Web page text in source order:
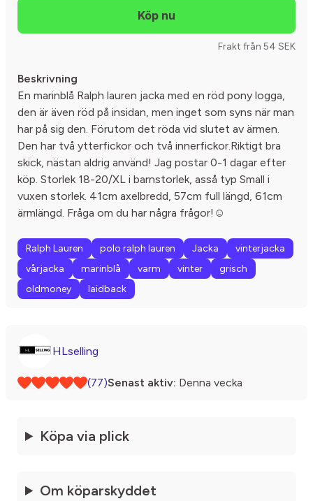
Frakt från 54 SEK
Beskrivning
En marinblå Ralph lauren jacka med en röd pony logga,
den är även röd på insidan, men inget som syns när man
har på sig den. Förutom det röda vid slutet av ärmen.
Den har två ytterfickor och två innerfickor.Riktigt bra
skick, nästan aldrig använd! Jag postar 0-1 dagar efter
köp. Storlek 18-20/XL i barnstorlek, asså typ Small i
vuxen storlek. 41cm axelbredd, 57cm full längd, 61cm
ärmlängd. Fråga om du har några frågor!☺️
Ralph Lauren polo ralph lauren Jacka
vinterjacka
vårjacka
marinblå varm vinter
grisch
oldmoney
laidback
HLselling
(77)Senast aktiv: Denna vecka
Köpa via plick
Om köparskyddet